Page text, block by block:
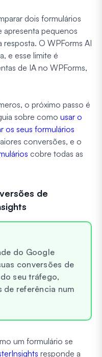
dois formulários
apresenta pequenos
O WPForms AI
e esse limite é
de IA no WPForms,
o próximo passo é
sobre como usar o
os seus formulários
conversões, e o
cobre todas as
de
do Google
conversões de
seu tráfego,
de referência num
um formulário se
responde a